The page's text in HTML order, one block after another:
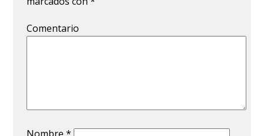
Comentario